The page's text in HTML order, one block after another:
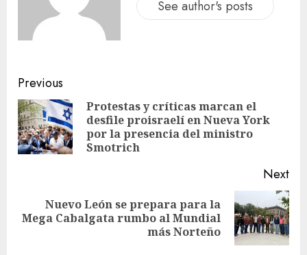
See author's posts
Previous
Protestas y críticas marcan el
desfile proisraelí en Nueva York
por la presencia del ministro
Smotrich
Next
Nuevo León se prepara para la
Mega Cabalgata rumbo al Mundial
más Norteño